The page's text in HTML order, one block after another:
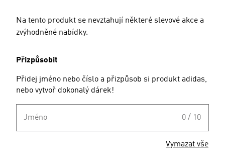
Na tento produkt se nevztahují některé slevové akce a
zvýhodněné nabídky.
Přizpůsobit
Přidej jméno nebo číslo a přizpůsob si produkt adidas,
nebo vytvoř dokonalý dárek!
Jméno 0 / 10
Vymazat vše